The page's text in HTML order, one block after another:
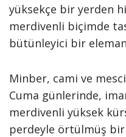
yüksekçe bir yerden
merdivenli biçimde
bütünleyici bir
Minber, cami ve
Cuma günlerinde,
merdivenli yüksek
perdeyle örtülmüş bir